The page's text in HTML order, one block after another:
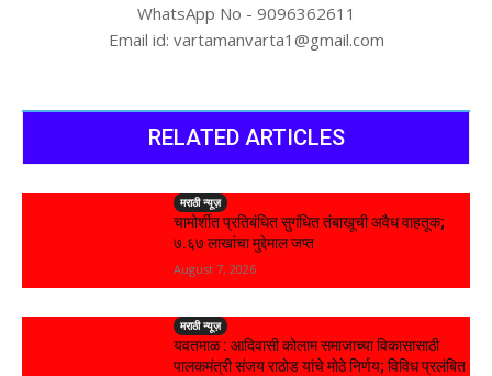
WhatsApp No - 9096362611
Email id: vartamanvarta1@gmail.com
RELATED ARTICLES
मराठी न्यूज़
चामोर्शीत प्रतिबंधित सुगंधित तंबाखूची अवैध वाहतूक;
₹७.६७ लाखांचा मुद्देमाल जप्त
August 7, 2026
मराठी न्यूज़
यवतमाळ : आदिवासी कोलाम समाजाच्या विकासासाठी
पालकमंत्री संजय राठोड यांचे मोठे निर्णय; विविध प्रलंबित